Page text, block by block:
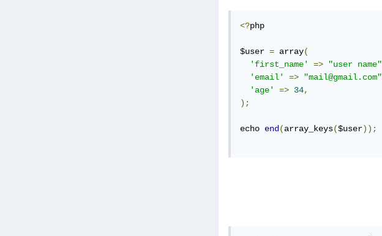
<?php
$user = array(
'first_name'
=> "user name"
'email'
=> "mail@gmail.com"
'age'
=> 34,
);
echo end (array_keys($user));